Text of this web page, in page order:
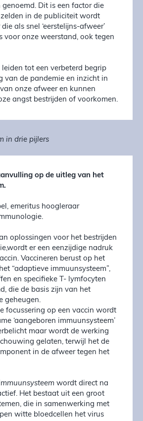
Dit is een factor die
in de publiciteit wordt
als snel ‘eerstelijns-afweer’
voor onze weerstand, ook tegen
leiden tot een verbeterd begrip
van de pandemie en inzicht in
onze afweer en kunnen
angst bestrijden of voorkomen.
op de uitleg van het
emeritus hoogleraar
oplossingen voor het bestrijden
er een eenzijdige nadruk
Vaccineren berust op het
“adaptieve immuunsysteem”,
en specifieke T- lymfocyten
die de basis zijn van het
geheugen.
focussering op een vaccin wordt
‘aangeboren immuunsysteem’
maar wordt de werking
gelaten, terwijl het de
in de afweer tegen het
wordt direct na
Het bestaat uit een groot
die in samenwerking met
witte bloedcellen het virus